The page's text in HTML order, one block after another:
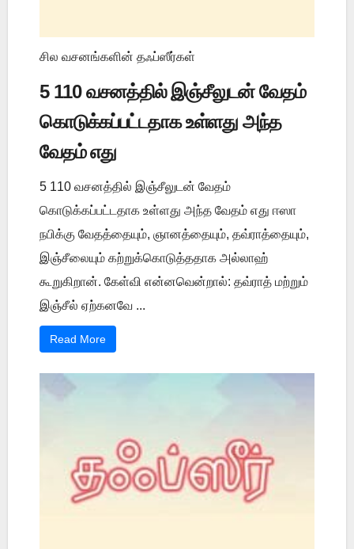
சில வசனங்களின் தஃப்ஸீர்கள்
5 110 வசனத்தில் இஞ்சீலுடன் வேதம்
கொடுக்கப்பட்டதாக உள்ளது அந்த
வேதம் எது
5 110 வசனத்தில் இஞ்சீலுடன் வேதம்
கொடுக்கப்பட்டதாக உள்ளது அந்த வேதம் எது ஈஸா
நபிக்கு வேதத்தையும், ஞானத்தையும், தவ்ராத்தையும்,
இஞ்சீலையும் கற்றுக்கொடுத்ததாக அல்லாஹ்
கூறுகிறான். கேள்வி என்னவென்றால்: தவ்ராத் மற்றும்
இஞ்சீல் ஏற்கனவே ...
Read More